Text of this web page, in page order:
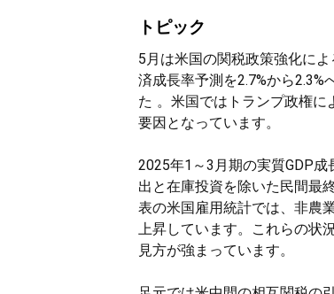
トピック
5月は米国の関税政策強化に
済成長率予測を2.7%から
た 。米国ではトランプ政権
要因となっています。
2025年1～3月期の実質GDP
出と在庫投資を除いた民間最
表の米国雇用統計では、非農
上昇しています。これらの状
見方が強まっています。